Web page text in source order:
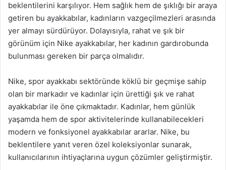
beklentilerini karşılıyor. Hem sağlık hem de şıklığı bir araya
getiren bu ayakkabılar, kadınların vazgeçilmezleri arasında
yer almayı sürdürüyor. Dolayısıyla, rahat ve şık bir
görünüm için Nike ayakkabılar, her kadının gardırobunda
bulunması gereken bir parça olmalıdır.
Nike, spor ayakkabı sektöründe köklü bir geçmişe sahip
olan bir markadır ve kadınlar için ürettiği şık ve rahat
ayakkabılar ile öne çıkmaktadır. Kadınlar, hem günlük
yaşamda hem de spor aktivitelerinde kullanabilecekleri
modern ve fonksiyonel ayakkabılar ararlar. Nike, bu
beklentilere yanıt veren özel koleksiyonlar sunarak,
kullanıcılarının ihtiyaçlarına uygun çözümler geliştirmiştir.